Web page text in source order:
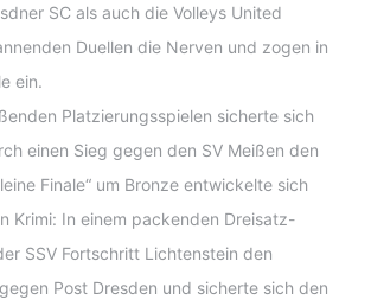
SC als auch die Volleys United
Duellen die Nerven und zogen in
ein.
Platzierungsspielen sicherte sich
einen Sieg gegen den SV Meißen den
Finale“ um Bronze entwickelte sich
Krimi: In einem packenden Dreisatz-
SSV Fortschritt Lichtenstein den
Post Dresden und sicherte sich den